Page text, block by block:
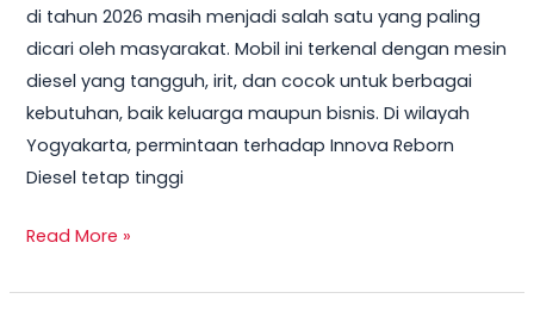
di tahun 2026 masih menjadi salah satu yang paling
dicari oleh masyarakat. Mobil ini terkenal dengan mesin
diesel yang tangguh, irit, dan cocok untuk berbagai
kebutuhan, baik keluarga maupun bisnis. Di wilayah
Yogyakarta, permintaan terhadap Innova Reborn
Diesel tetap tinggi
Read More »